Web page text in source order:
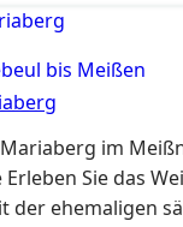
bis Meißen
im
Sie das
der ehemaligen